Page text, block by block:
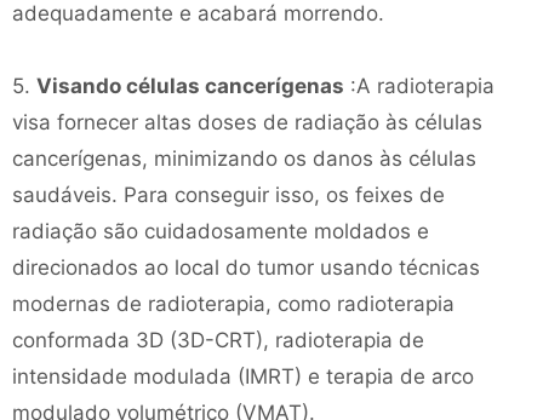
adequadamente e acabará morrendo.
5. Visando células cancerígenas :A radioterapia
visa fornecer altas doses de radiação às células
cancerígenas, minimizando os danos às células
saudáveis. Para conseguir isso, os feixes de
radiação são cuidadosamente moldados e
direcionados ao local do tumor usando técnicas
modernas de radioterapia, como radioterapia
conformada 3D (3D-CRT), radioterapia de
intensidade modulada (IMRT) e terapia de arco
modulado volumétrico (VMAT).